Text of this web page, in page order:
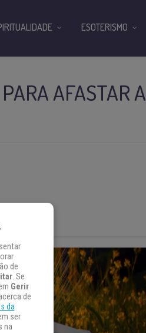
AFASTAR A
ESOTERISMO
de
. Se
Gerir
de
da
ser
na